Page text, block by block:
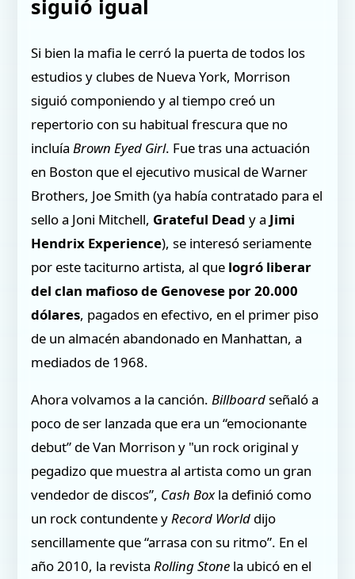
siguió igual
Si bien la mafia le cerró la puerta de todos los
estudios y clubes de Nueva York, Morrison
siguió componiendo y al tiempo creó un
repertorio con su habitual frescura que no
incluíaBrown Eyed Girl. Fue tras una actuación
en Boston que el ejecutivo musical de Warner
Brothers, Joe Smith (ya había contratado para el
sello a Joni Mitchell, Grateful Deady a Jimi
Hendrix Experience), se interesó seriamente
por este taciturno artista, al que logró liberar
del clan mafioso de Genovese por 20.000
dólares, pagados en efectivo, en el primer piso
de un almacén abandonado en Manhattan, a
mediados de 1968.
Ahora volvamos a la canción.Billboardseñaló a
poco de ser lanzada que era un “emocionante
debut” de Van Morrison y "un rock original y
pegadizo que muestra al artista como un gran
vendedor de discos”, Cash Boxla definió como
un rock contundente yRecord World dijo
sencillamente que “arrasa con su ritmo”. En el
año 2010, la revistaRolling Stone la ubicó en el